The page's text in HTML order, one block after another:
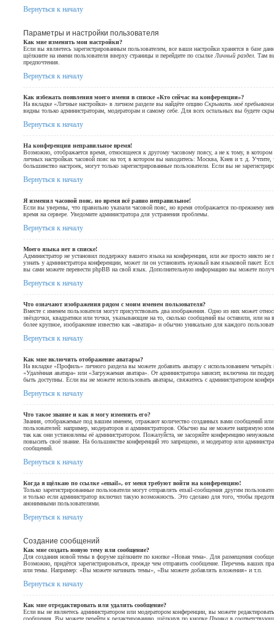
Вернуться к началу
Параметры и настройки пользователя
Как мне изменить мои настройки?
Если вы являетесь зарегистрированным пользователем, все ваши настройки хранятся в базе
щёлкните на имени пользователя вверху страницы и перейдите по ссылкеЛичный раздел. Там
предпочтения.
Вернуться к началу
Как избежать появления моего имени в списке «Кто сейчас на конференции»?
На вкладке «Личные настройки» в личном разделе вы найдёте опцию Скрывать моё
видны только администраторам, модераторам и самому себе. Для всех остальных вы будете
Вернуться к началу
На конференции неправильное время!
Возможно, отображается время, относящееся к другому часовому поясу, а не к тому, в
личных настройках часовой пояс на тот, в котором вы находитесь: Москва, Киев и т. д. Учтите,
большинство настроек, могут только зарегистрированные пользователи. Если вы не
Вернуться к началу
Я изменил часовой пояс, но время всё равно неправильное!
Если вы уверены, что правильно указали часовой пояс, но время отображается по-прежнему
время на сервере. Уведомите администратора для устранения проблемы.
Вернуться к началу
Моего языка нет в списке!
Администратор не установил поддержку вашего языка на конференции, или же просто никто
узнать у администратора конференции, может ли он установить нужный вам языковой пакет.
вы сами можете перевести phpBB на свой язык. Дополнительную информацию вы можете
Вернуться к началу
Что означают изображения рядом с моим именем пользователя?
Вместе с именем пользователя могут присутствовать два изображения. Одно из них может
звёздочки, квадратики или точки, указывающие на то, сколько сообщений вы оставили, или на
более крупное, изображение известно как «аватара» и обычно уникально для каждого
Вернуться к началу
Как мне включить отображение аватары?
На вкладке «Профиль» личного раздела вы можете добавить аватару с использованием четырёх
«Удалённая аватара» или «Загружаемая аватара». От администратора зависит, включена ли
быть доступны. Если вы не можете использовать аватары, свяжитесь с администратором
Вернуться к началу
Что такое звание и как я могу изменить его?
Звания, отображаемые под вашим именем, отражают количество созданных вами сообщений
пользователей: например, модераторов и администраторов. Обычно вы не можете напрямую
так как они установлены её администратором. Пожалуйста, не засоряйте конференцию
повысить своё звание. На большинстве конференций это запрещено, и модератор или
сообщений.
Вернуться к началу
Когда я щёлкаю по ссылке «email», от меня требуют войти на конференцию!
Только зарегистрированные пользователи могут отправлять email-сообщения другим
и только если администратор включил такую возможность. Это сделано для того, чтобы
анонимными пользователями.
Вернуться к началу
Создание сообщений
Как мне создать новую тему или сообщение?
Для создания новой темы в форуме щёлкните по кнопке «Новая тема». Для размещения
Возможно, придётся зарегистрироваться, прежде чем отправить сообщение. Перечень ваших
или темы. Например: «Вы можете начинать темы», «Вы можете добавлять вложения» и т.п.
Вернуться к началу
Как мне отредактировать или удалить сообщение?
Если вы не являетесь администратором или модератором конференции, вы можете